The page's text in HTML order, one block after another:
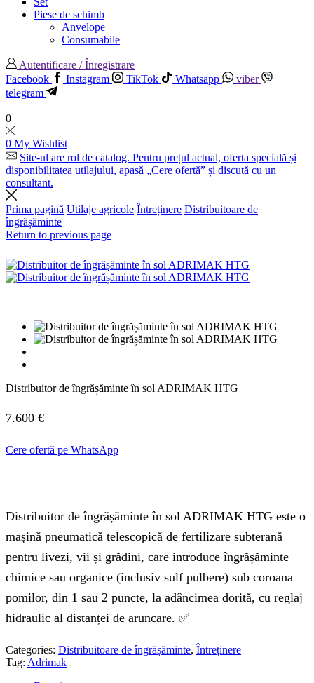
Piese de schimb
Anvelope
Consumabile
Autentificare / Înregistrare
Facebook
Instagram TikTok Whatsapp
viber
telegram
0
0 My Wishlist
Site-ul are rol de catalog. Pentru prețul actual, oferta specială și
disponibilitatea utilajului, apasă „Cere ofertă” și discută cu un
consultant.
Prima pagină Utilaje agricole Întreținere Distribuitoare de
îngrășăminte
Return to previous page
Distribuitor de îngrășăminte în sol ADRIMAK HTG
7.600 €
Cere ofertă pe WhatsApp
Distribuitor de îngrășăminte în sol ADRIMAK HTG este o
mașină pneumatică telescopică de fertilizare subterană
pentru livezi, vii și grădini, care introduce îngrășăminte
chimice sau organice (inclusiv sulf pulbere) sub coroana
pomilor, din 1 sau 2 puncte, la adâncimea dorită, cu reglaj
hidraulic al distanței de aruncare. ✅
Categories: Distribuitoare de îngrășăminte, Întreținere
Tag: Adrimak